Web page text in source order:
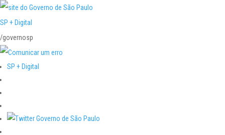
SP + Digital
/governosp
SP + Digital